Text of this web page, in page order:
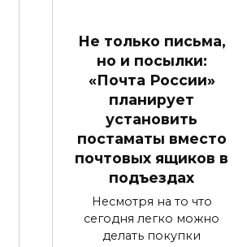
Не только письма,
но и посылки:
«Почта России»
планирует
установить
постаматы вместо
почтовых ящиков в
подъездах
Несмотря на то что
сегодня легко можно
делать покупки